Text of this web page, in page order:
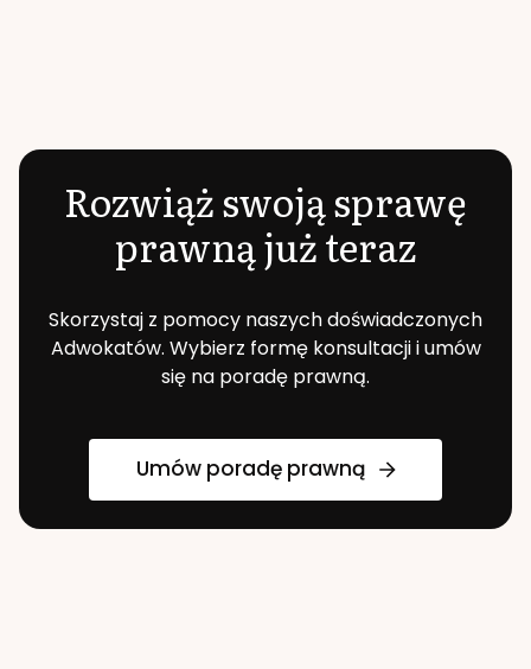
Rozwiąż swoją sprawę
prawną już teraz
Skorzystaj z pomocy naszych doświadczonych
Adwokatów. Wybierz formę konsultacji i umów
się na poradę prawną.
Umów poradę prawną